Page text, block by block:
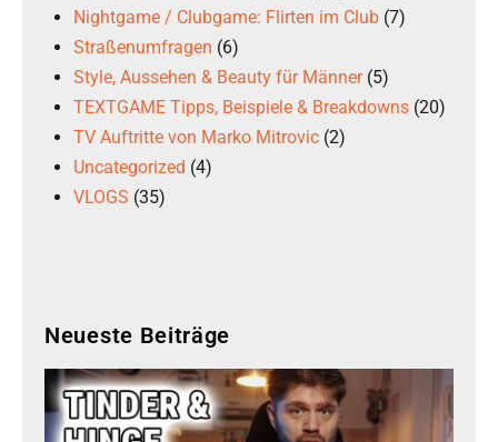
Nightgame / Clubgame: Flirten im Club (7)
Straßenumfragen (6)
Style, Aussehen & Beauty für Männer(5)
TEXTGAME Tipps, Beispiele & Breakdowns (20)
TV Auftritte von Marko Mitrovic (2)
Uncategorized (4)
VLOGS (35)
Neueste Beiträge